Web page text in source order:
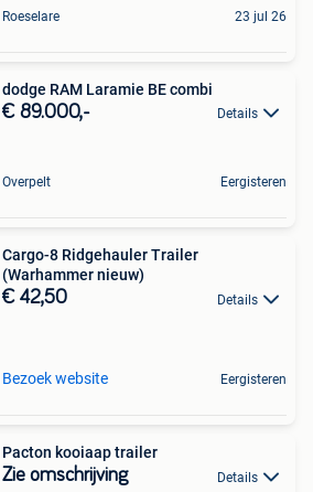
Roeselare 23 jul 26
dodge RAM Laramie BE combi
€ 89.000,- Details
Overpelt Eergisteren
Cargo-8 Ridgehauler Trailer
(Warhammer nieuw)
€ 42,50 Details
Bezoek website Eergisteren
Pacton kooiaap trailer
Zie omschrijving Details